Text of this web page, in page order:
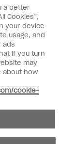
réservés.
a better
Cookies”,
your device
usage, and
ads
if you turn
may
about how
cookie-